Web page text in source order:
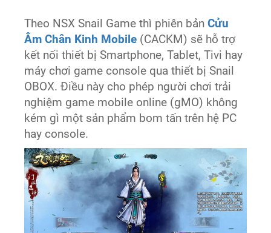
Theo NSX Snail Game thì phiên bảnCửu
Âm Chân Kinh Mobile (CACKM) sẽ hỗ trợ
kết nối thiết bị Smartphone, Tablet, Tivi hay
máy chơi game console qua thiết bị Snail
OBOX. Điều này cho phép người chơi trải
nghiệm game mobile online (gMO) không
kém gì một sản phẩm bom tấn trên hệ PC
hay console.